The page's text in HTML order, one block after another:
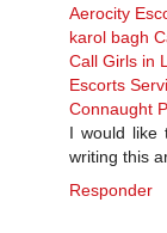
Aerocity
karol bagh
Call Girls in
Escorts
Connaught
I would like
writing this
Responder